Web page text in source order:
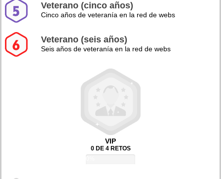
Veterano (cinco años)
Cinco años de veteranía en la red de webs
Veterano (seis años)
Seis años de veteranía en la red de webs
VIP
0 DE 4 RETOS